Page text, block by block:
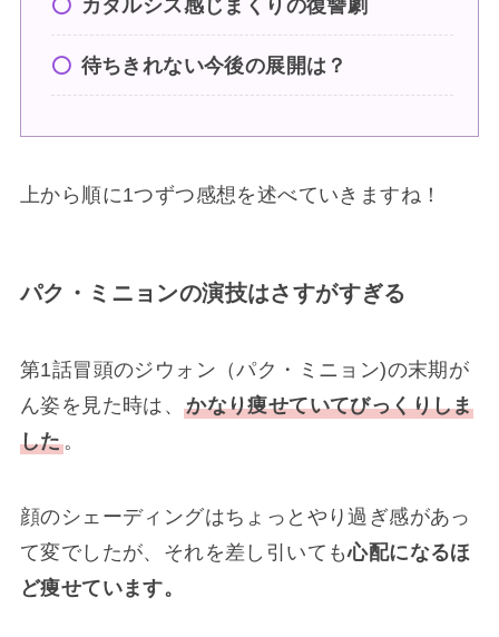
カタルシス感じまくりの復讐劇
待ちきれない今後の展開は？
上から順に1つずつ感想を述べていきますね！
パク・ミニョンの演技はさすがすぎる
第1話冒頭のジウォン（パク・ミニョン)の末期が
ん姿を見た時は、かなり痩せていてびっくりしま
した。
顔のシェーディングはちょっとやり過ぎ感があっ
て変でしたが、それを差し引いても心配になるほ
ど痩せています。